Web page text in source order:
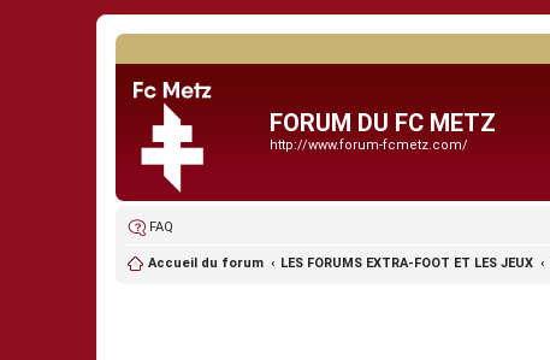
FORUM DU FC METZ
http://www.forum-fcmetz.com/
FAQ
Accueil du forum LES FORUMS EXTRA-FOOT ET LES JEUX